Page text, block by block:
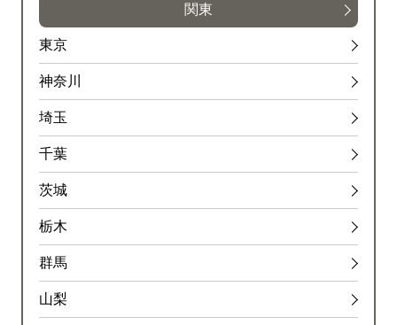
関東
東京
神奈川
埼玉
千葉
茨城
栃木
群馬
山梨